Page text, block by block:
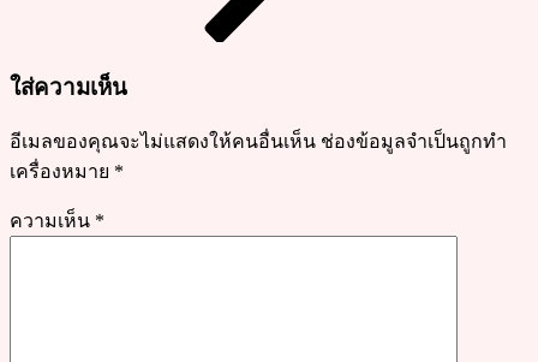
พริก
ใส่ความเห็น
อีเมลของคุณจะไม่แสดงให้คนอื่นเห็น ช่องข้อมูลจำเป็นถูกทำ
เครื่องหมาย *
ความเห็น *